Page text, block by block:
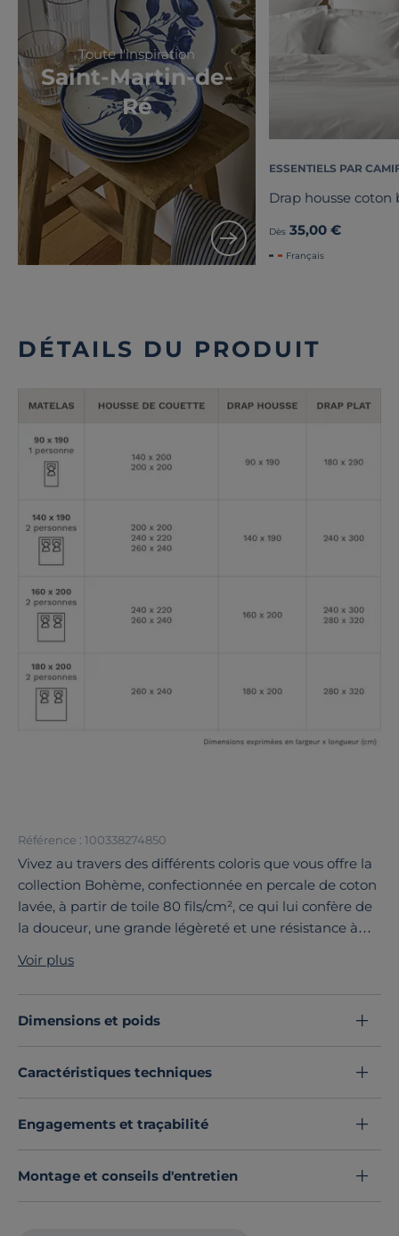
Toute l'inspiration
Saint-Martin-de-
Ré
ESSENTIELS PAR
Drap housse coton
Dès 35,00 €
Français
DÉTAILS DU PRODUIT
Référence : 100338274850
Vivez au travers des différents coloris que vous offre la
collection Bohème, confectionnée en percale de coton
lavée, à partir de toile 80 fils/cm², ce qui lui confère de
la douceur, une grande légèreté et une résistance à
fibres, elle garantit un linge de lit souple et résistant.
Découvrez toute notre sélection :Taies d'oreiller
Voir plus
Dimensions et poids
Caractéristiques techniques
Engagements et traçabilité
Montage et conseils d'entretien